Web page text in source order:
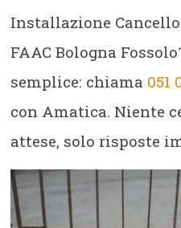
Installazione
FAAC Bologna
semplice: chiama 051
con Amatica. Niente
attese, solo risposte